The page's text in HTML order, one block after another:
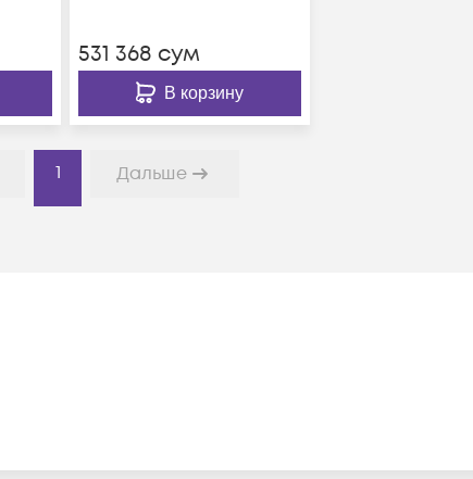
531 368 сум
В корзину
1 Дальше